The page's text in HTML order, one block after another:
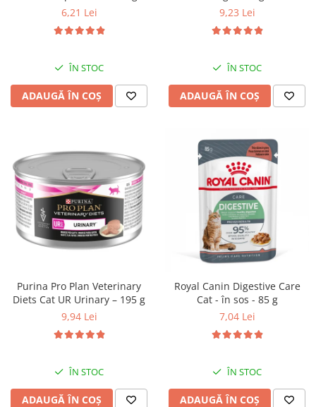
6,21 Lei
ÎN STOC
ADAUGĂ ÎN COȘ
9,23 Lei
ÎN STOC
ADAUGĂ ÎN COȘ
Purina Pro Plan Veterinary
Diets Cat UR Urinary – 195 g
9,94 Lei
ÎN STOC
ADAUGĂ ÎN COȘ
Royal Canin Digestive Care
Cat - în sos - 85 g
7,04 Lei
ÎN STOC
ADAUGĂ ÎN COȘ